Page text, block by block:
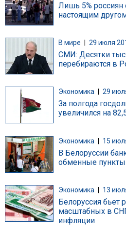
Лишь 5%
настоящим
В мире 29 июля
СМИ: Десятки
перебираются в
Экономика 29
За полгода
увеличился на
Экономика 15
В Белоруссии
обменные пункты
Экономика 13
Белоруссия бьет
масштабных в
инфляции